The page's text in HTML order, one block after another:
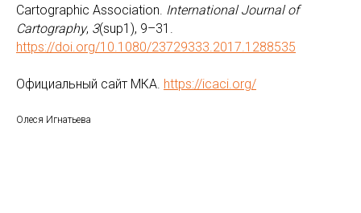
Cartographic Association. International Journal of
Cartography, 3(sup1), 9–31.
https://doi.org/10.1080/23729333.2017.1288535
Официальный сайт МКА. https://icaci.org/
Олеся Игнатьева